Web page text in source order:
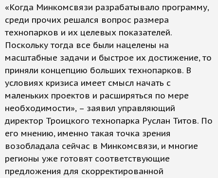
«Когда Минкомсвязи разрабатывало программу,
среди прочих решался вопрос размера
технопарков и их целевых показателей.
Поскольку тогда все были нацелены на
масштабные задачи и быстрое их достижение, то
приняли концепцию больших технопарков. В
условиях кризиса имеет смысл начать с
маленьких проектов и расширяться по мере
необходимости», – заявил управляющий
директор Троицкого технопарка Руслан Титов. По
его мнению, именно такая точка зрения
возобладала сейчас в Минкомсвязи, и многие
регионы уже готовят соответствующие
предложения для скорректированной